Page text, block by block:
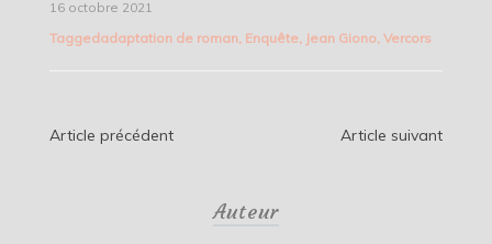
16 octobre 2021
Taggedadaptation de roman, Enquête, Jean Giono, Vercors
Navigation
Article précédent Article suivant
Auteur